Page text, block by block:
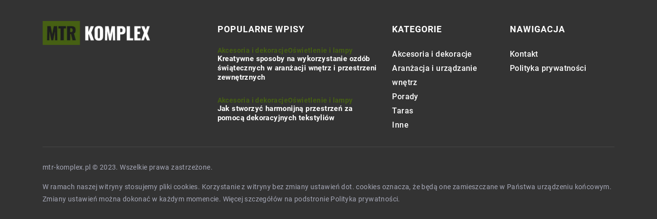
POPULARNE WPISY
Akcesoria i dekoracjeOświetlenie i lampy
Kreatywne sposoby na wykorzystanie ozdób
świątecznych w aranżacji wnętrz i przestrzeni
zewnętrznych
Akcesoria i dekoracjeOświetlenie i lampy
Jak stworzyć harmonijną przestrzeń za
pomocą dekoracyjnych tekstyliów
KATEGORIE
Akcesoria i dekoracje
Aranżacja i urządzanie
wnętrz
Porady
Taras
Inne
NAWIGACJA
Kontakt
Polityka prywatności
mtr-komplex.pl © 2023. Wszelkie prawa zastrzeżone.
W ramach naszej witryny stosujemy pliki cookies. Korzystanie z witryny bez zmiany ustawień dot. cookies oznacza, że będą one zamieszczane w Państwa urządzeniu końcowym.
Zmiany ustawień można dokonać w każdym momencie. Więcej szczegółów na podstronie Polityka prywatności.